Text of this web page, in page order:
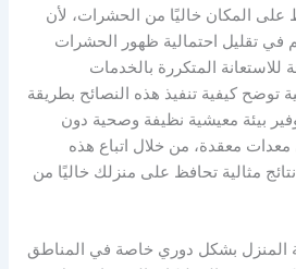
على المكان خاليًا من الحشرات، لأن
في تقليل احتمالية ظهور الحشرات
المتكررة بالخدمات
توضح كيفية تنفيذ هذه النصائح بطريقة
بيئة معيشية نظيفة وصحية دون
معدات معقدة، من خلال اتباع هذه
مثالية تحافظ على منزلك خاليًا من
المنزل بشكل دوري خاصة في المناطق